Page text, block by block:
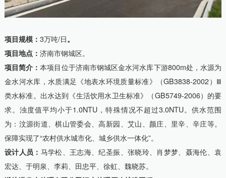
项目规模： 3万吨/日。
项目地点： 济南市钢城区。
项目简介：本项目位于济南市钢城区金水河水库下游800m处，水源为
金水河水库，水质满足《地表水环境质量标准》（GB3838-2002）Ⅲ
类水标准。出水达到《生活饮用水卫生标准》（GB5749-2006）的要
求。浊度值平均小于1.0NTU，特殊情况不超过3.0NTU。供水范围
为：汶源街道、棋山管委会、高新园、艾山、颜庄、里辛、辛庄等。
保障实现了“农村供水城市化、城乡供水一体化”。
设计人员： 马学松、王志海、纪圣振、张晓玲、肖梦梦、聂海伦、袁
宏达、于明泉、李莉、田忠平、徐虹、魏晓苏。